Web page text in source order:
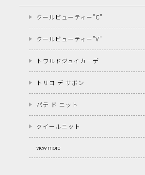
クールビューティー"C"
クールビューティー"V"
トワルドジュイカーデ
トリコ デ サボン
パテ ド ニット
クイールニット
view more